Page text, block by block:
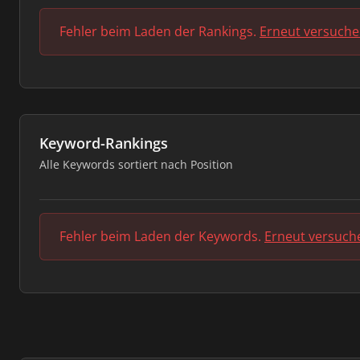
Fehler beim Laden der Rankings. Erneut
Keyword-Rankings
Alle Keywords sortiert nach Position
Fehler beim Laden der Keywords. Erneut